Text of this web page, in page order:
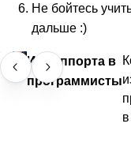
Не бойтесь
дальше :)
Из саппорта в
программисты